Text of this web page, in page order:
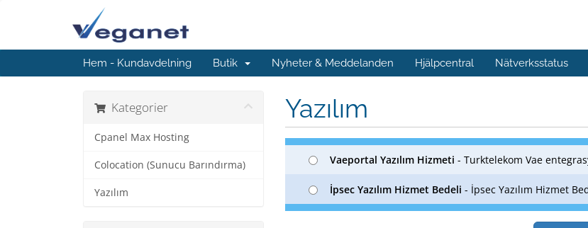
Hem - Kundavdelning Butik Nyheter & Meddelanden Hjälpcentral Nätverksstatus
Yazılım
Kategorier
Cpanel Max Hosting
Colocation (Sunucu Barındırma)
Yazılım
Vaeportal Yazılım Hizmeti - Turktelekom Vae
İpsec Yazılım Hizmet Bedeli - İpsec Yazılım Hizmet